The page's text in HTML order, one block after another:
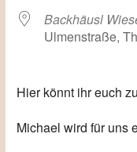
Backhäusl
Ulmenstraße,
Hier könnt ihr euch
Michael wird für uns